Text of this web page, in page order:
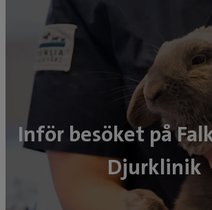
Inför besöket på
Djurklinik